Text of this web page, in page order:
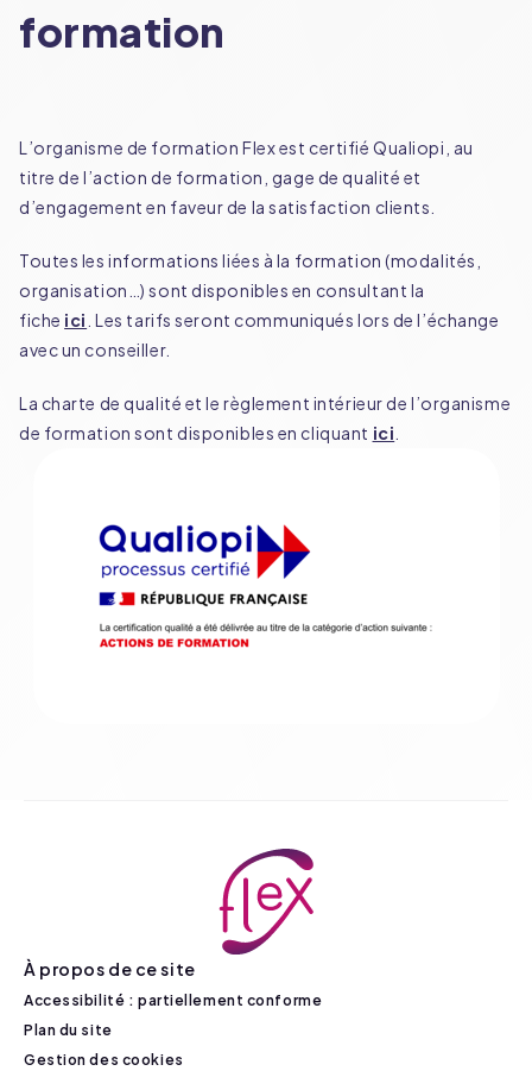
formation
L’organisme de formation Flex est certifié Qualiopi, au
titre de l’action de formation, gage de qualité et
d’engagement en faveur de la satisfaction clients.
Toutes les informations liées à la formation (modalités,
organisation…) sont disponibles en consultant la
fiche ici . Les tarifs seront communiqués lors de l’échange
avec un conseiller.
La charte de qualité et le règlement intérieur de l’organisme
de formation sont disponibles en cliquant ici
À propos de ce site
Accessibilité : partiellement conforme
Plan du site
Gestion des cookies